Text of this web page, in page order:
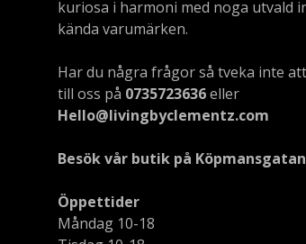
kuriosa i harmoni med noga utvald
kända varumärken.
Har du några frågor så tveka inte
till oss på 0735723636eller
Hello@livingbyclementz.com
Besök vår butik på
Öppettider
Måndag 10-18